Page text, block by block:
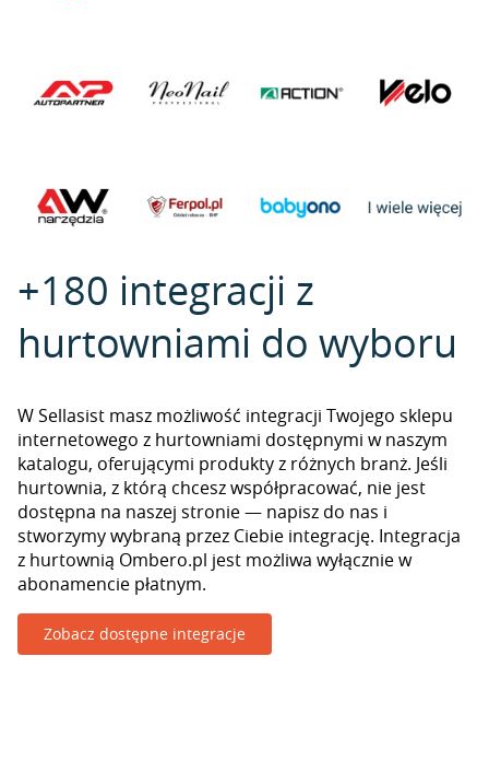
+180 integracji z
hurtowniami do wyboru
W Sellasist masz możliwość integracji Twojego sklepu
internetowego z hurtowniami dostępnymi w naszym
katalogu, oferującymi produkty z różnych branż. Jeśli
hurtownia, z którą chcesz współpracować, nie jest
dostępna na naszej stronie — napisz do nas i
stworzymy wybraną przez Ciebie integrację. Integracja
z hurtownią Ombero.pl jest możliwa wyłącznie w
abonamencie płatnym.
Zobacz dostępne integracje